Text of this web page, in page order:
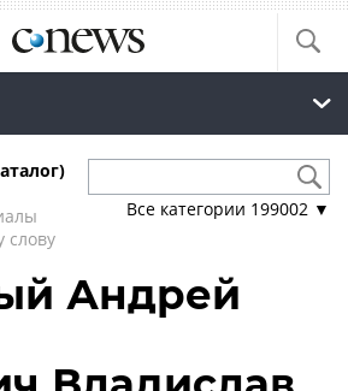
слову
Все категории 199002 ▼
Андрей